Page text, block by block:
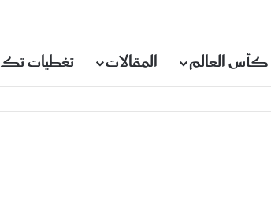
كأس العالم المقالات تغطيات تك